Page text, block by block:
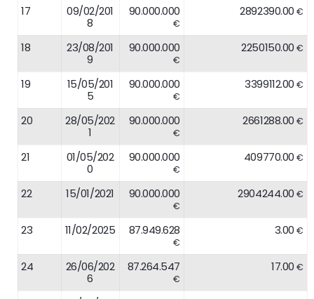
17
09/02/201
8
90.000.000
€
2892390.00€
18
23/08/201
9
90.000.000
€
2250150.00€
19
15/05/201
5
90.000.000
€
3399112.00€
20
28/05/202
1
90.000.000
€
2661288.00€
21
01/05/202
0
90.000.000
€
409770.00€
22 15/01/2021 90.000.000
€
2904244.00€
23 11/02/2025 87.949.628
€
3.00€
24
26/06/202
6
87.264.547
€
17.00€